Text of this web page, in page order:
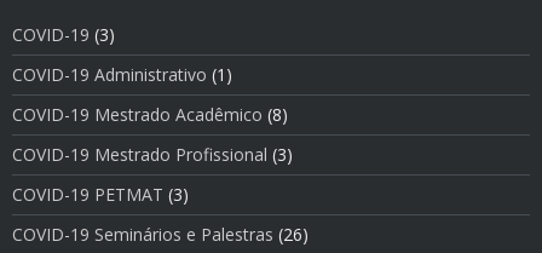
COVID-19 (3)
COVID-19 Administrativo (1)
COVID-19 Mestrado Acadêmico (8)
COVID-19 Mestrado Profissional (3)
COVID-19 PETMAT (3)
COVID-19 Seminários e Palestras (26)